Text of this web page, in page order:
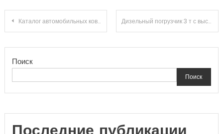
Навигация
записям
Каталог автомобильных ковриков: виды, материалы и размеры Дизельный погрузчик 3 т с высотой подъема 3 м — технические характеристики и цены в каталоге
Поиск
Поиск